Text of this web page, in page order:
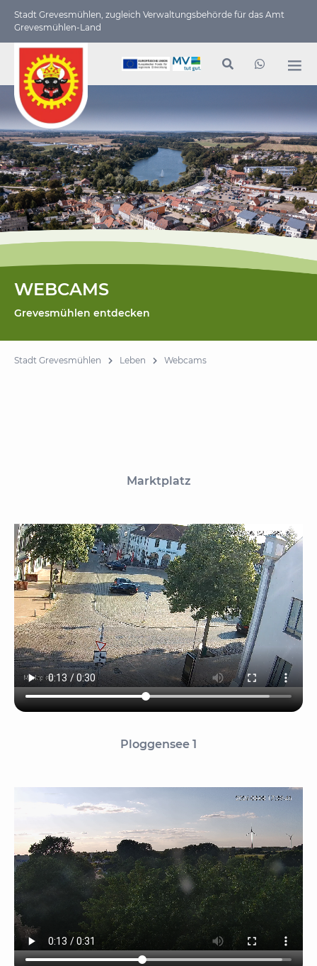
Stadt Grevesmühlen, zugleich Verwaltungs­behörde für das Amt
Grevesmühlen-Land
WEBCAMS
Grevesmühlen entdecken
Stadt Grevesmühlen Leben Webcams
Marktplatz
Ploggensee 1